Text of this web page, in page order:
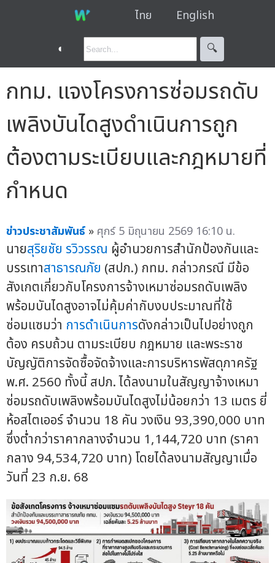
ไทย English
◐ 🔍︎
กทม. แจงโครงการซ่อมรถดับ
เพลิงบันไดสูงดำเนินการถูก
ต้องตามระเบียบและกฎหมายที่
กำหนด
ข่าวประชาสัมพันธ์ » ศุกร์ 5 มิถุนายน 2569 16:10 น.
นายสุริยชัย รวิวรรณ ผู้อำนวยการสำนักป้องกันและ
บรรเทาสาธารณภัย (สปภ.) กทม. กล่าวกรณี มีข้อ
สังเกตเกี่ยวกับโครงการจ้างเหมาซ่อมรถดับเพลิง
พร้อมบันไดสูงอาจไม่คุ้มค่ากับงบประมาณที่ใช้
ซ่อมแซมว่า การดำเนินการดังกล่าวเป็นไปอย่างถูก
ต้อง ครบถ้วน ตามระเบียบ กฎหมาย และพระราช
บัญญัติการจัดซื้อจัดจ้างและการบริหารพัสดุภาครัฐ
พ.ศ. 2560 ทั้งนี้ สปภ. ได้ลงนามในสัญญาจ้างเหมา
ซ่อมรถดับเพลิงพร้อมบันไดสูงไม่น้อยกว่า 13 เมตร ยี่
ห้อสไตเออร์ จำนวน 18 คัน วงเงิน 93,390,000 บาท
ซึ่งต่ำกว่าราคากลางจำนวน 1,144,720 บาท (ราคา
กลาง 94,534,720 บาท) โดยได้ลงนามสัญญาเมื่อ
วันที่ 23 ก.ย. 68